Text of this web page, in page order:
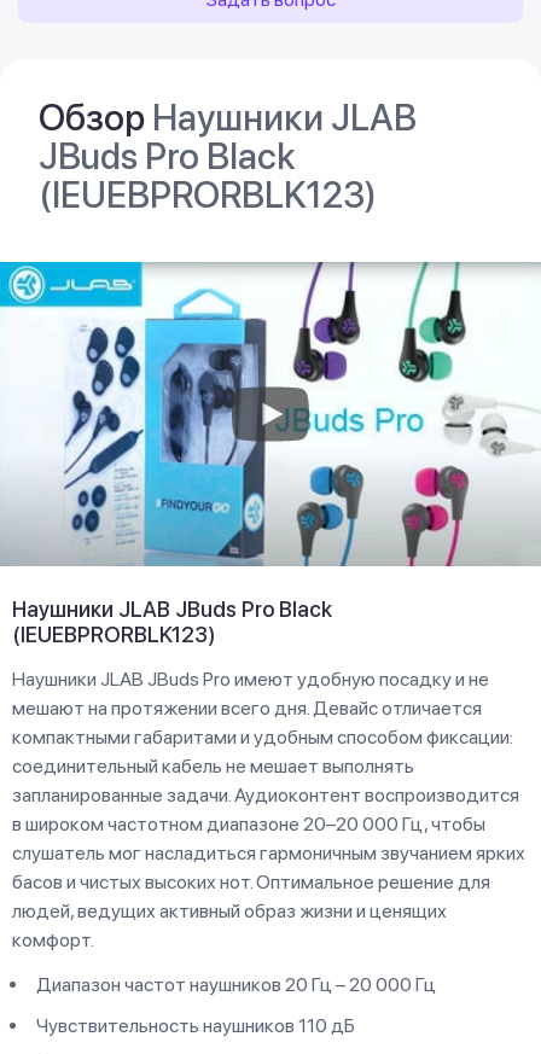
Обзор Наушники JLAB
JBuds Pro Black
(IEUEBPRORBLK123)
Наушники JLAB JBuds Pro Black
(IEUEBPRORBLK123)
Наушники JLAB JBuds Pro имеют удобную посадку и не
мешают на протяжении всего дня. Девайс отличается
компактными габаритами и удобным способом фиксации:
соединительный кабель не мешает выполнять
запланированные задачи. Аудиоконтент воспроизводится
в широком частотном диапазоне 20–20 000 Гц, чтобы
слушатель мог насладиться гармоничным звучанием ярких
басов и чистых высоких нот. Оптимальное решение для
людей, ведущих активный образ жизни и ценящих
комфорт.
Диапазон частот наушников 20 Гц – 20 000 Гц
Чувствительность наушников 110 дБ